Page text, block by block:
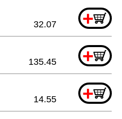
+
32.07
+
135.45
+
14.55